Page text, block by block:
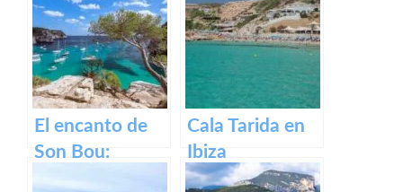
Menorca
El encanto de
Son Bou:
Cala Tarida en
Ibiza